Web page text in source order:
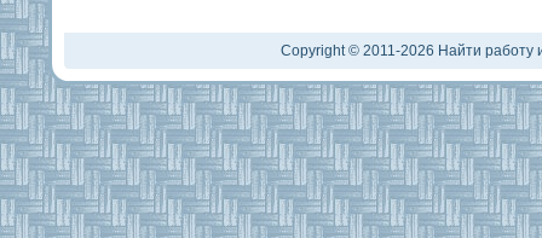
Copyright © 2011-2026 Найти работу